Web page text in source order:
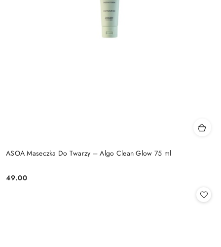
ASOA Maseczka Do Twarzy – Algo Clean Glow 75 ml
Cena:
49.00